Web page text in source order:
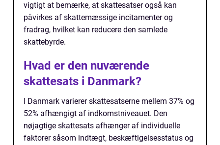
vigtigt at bemærke, at skattesatser også kan
påvirkes af skattemæssige incitamenter og
fradrag, hvilket kan reducere den samlede
skattebyrde.
Hvad er den nuværende
skattesats i Danmark?
I Danmark varierer skattesatserne mellem 37% og
52% afhængigt af indkomstniveauet. Den
nøjagtige skattesats afhænger af individuelle
faktorer såsom indtægt, beskæftigelsesstatus og